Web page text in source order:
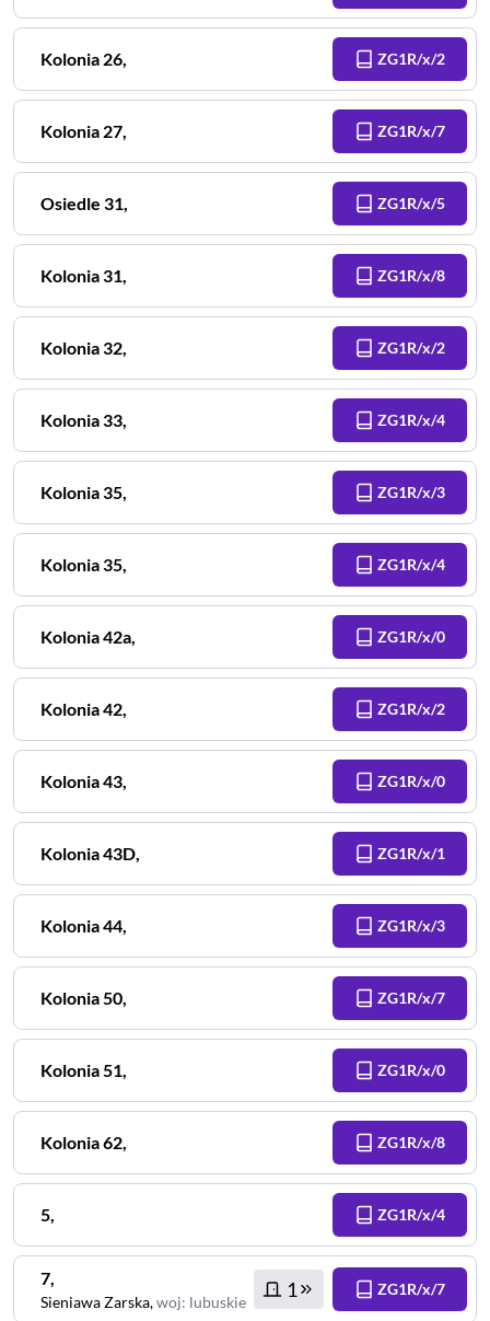
Kolonia 26, ZG1R/x/2
Kolonia 27, ZG1R/x/7
Osiedle 31, ZG1R/x/5
Kolonia31, ZG1R/x/8
Kolonia32, ZG1R/x/2
Kolonia33, ZG1R/x/4
Kolonia35, ZG1R/x/3
Kolonia35, ZG1R/x/4
Kolonia42a, ZG1R/x/0
Kolonia42, ZG1R/x/2
Kolonia43, ZG1R/x/0
Kolonia43D, ZG1R/x/1
Kolonia44, ZG1R/x/3
Kolonia50, ZG1R/x/7
Kolonia51, ZG1R/x/0
Kolonia62, ZG1R/x/8
5, ZG1R/x/4
7,
Sieniawa Zarska,woj: lubuskie
1 ZG1R/x/7